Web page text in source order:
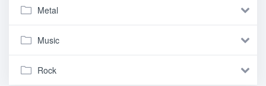
Metal
Music
Rock